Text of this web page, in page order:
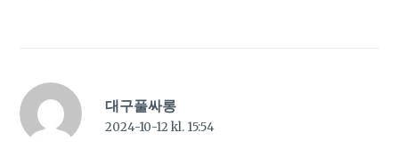
대구풀싸롱
2024-10-12 kl. 15:54